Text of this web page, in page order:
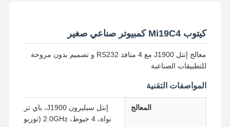
كيتوب Mi19C4 كمبيوتر صناعي صغير
معالج إنتل J1900 مع 4 منافذ RS232 و تصميم بدون مروحة
للتطبيقات الصناعية
المواصفات التقنية
المعالج
نواة، 4 خيوط، 2.0GHz (توربو تصل